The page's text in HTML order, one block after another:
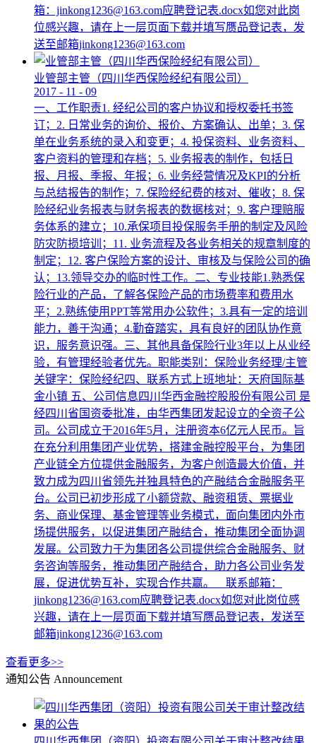
箱：jinkong1236@163.com应聘登记表.docx如您对此岗
位感兴趣，请在上一层页面下载并填写赝品登记表，发
送至邮箱jinkong1236@163.com
业管部主管（四川华西保险经纪有限公司）
2017 - 11 - 09
一、工作职责1. 经纪公司的客户协议和授权委托书签
订；2. 日常业务的询价、报价、方案确认、出单；3. 保
单在业务系统的录入和变更；4. 投保资料、业务资料、
客户资料的管理和存档；5. 业务报表的制作，包括日
报、月报、季报、年报；6. 业务经营情况及KPI的分析
与总结报告的制作；7. 保险经纪费的核对、催收；8. 保
险经纪业务报表与财务报表的数据核对；9. 客户理赔服
务体系的建立；10.承保项目投保服务手册的制定及风险
防灾防损培训；11. 业务流程及各业务相关的规章制度的
制定；12. 客户保险方案的设计、审核及与保险公司的确
认；13.领导交办的临时性工作。二、专业技能1.熟悉保
险行业的产品，了解各保险产品的市场费率和费用水
平；2.熟练使用PPT等常用办公软件；3.具有一定的培训
能力，善于沟通；4.勤奋踏实，具有良好的团队协作意
识，服务意识强。三、其他具备保险行业3年以上从业经
验，有管理经验者优先。职能类别：保险业务经理/主管
关键字：保险经纪四、联系方式上班地址：天府国际基
金小镇 五、公司信息四川华西金融控股股份有限公司 是
经四川省国资委批准，由华西集团发起设立的全资子公
司。公司成立于2016年5月，注册资本6亿元人民币。旨
在充分利用集团产业优势，搭建金融控股平台，为集团
产业链全方位提供金融服务，为客户创造最大价值，并
致力成为四川省领先并独具特色的产融结合金融服务平
台。公司已初步形成了小额贷款、融资租赁、票据业
务、商业保理、基金管理等业务模式，面向集团内外市
场提供服务，以促进集团产融结合，推动集团全面协调
发展。公司致力于为集团各公司提供综合金融服务、财
务咨询等服务，推动集团产融结合，助力各公司业务发
展，促进优势互补，实现合作共赢。 联系邮箱：
jinkong1236@163.com应聘登记表.docx如您对此岗位感
兴趣，请在上一层页面下载并填写赝品登记表，发送至
邮箱jinkong1236@163.com
查看更多>>
通知公告 Announcement